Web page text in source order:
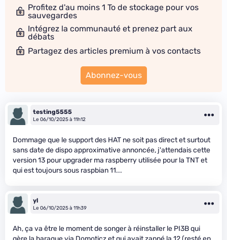
Profitez d'au moins 1 To de stockage pour vos
sauvegardes
Intégrez la communauté et prenez part aux
débats
Partagez des articles premium à vos contacts
Abonnez-vous
testing5555
Le 06/10/2025 à 11h12
Dommage que le support des HAT ne soit pas direct et surtout
sans date de dispo approximative annoncée, j'attendais cette
version 13 pour upgrader ma raspberry utilisée pour la TNT et
qui est toujours sous raspbian 11...
yl
Le 06/10/2025 à 11h39
Ah, ça va être le moment de songer à réinstaller le PI3B qui